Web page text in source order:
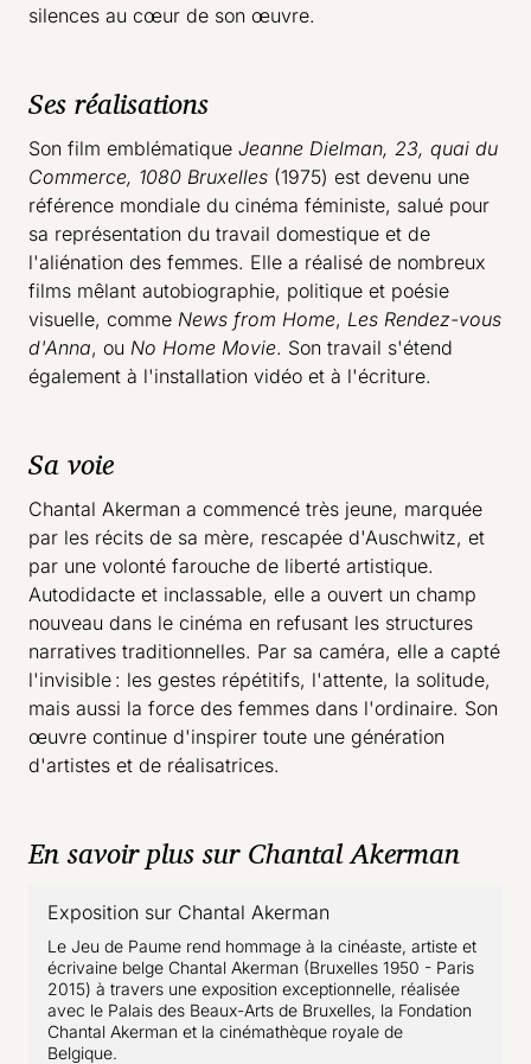
silences au cœur de son œuvre.
Ses réalisations
Son film emblématique Jeanne Dielman, 23, quai du
Commerce, 1080 Bruxelles (1975) est devenu une
référence mondiale du cinéma féministe, salué pour
sa représentation du travail domestique et de
l'aliénation des femmes. Elle a réalisé de nombreux
films mêlant autobiographie, politique et poésie
visuelle, comme News from Home, Les Rendez-vous
d'Anna, ou No Home Movie. Son travail s'étend
également à l'installation vidéo et à l'écriture.
Sa voie
Chantal Akerman a commencé très jeune, marquée
par les récits de sa mère, rescapée d'Auschwitz, et
par une volonté farouche de liberté artistique.
Autodidacte et inclassable, elle a ouvert un champ
nouveau dans le cinéma en refusant les structures
narratives traditionnelles. Par sa caméra, elle a capté
l'invisible : les gestes répétitifs, l'attente, la solitude,
mais aussi la force des femmes dans l'ordinaire. Son
œuvre continue d'inspirer toute une génération
d'artistes et de réalisatrices.
En savoir plus sur Chantal Akerman
Exposition sur Chantal Akerman
Le Jeu de Paume rend hommage à la cinéaste, artiste et
écrivaine belge Chantal Akerman (Bruxelles 1950 - Paris
2015) à travers une exposition exceptionnelle, réalisée
avec le Palais des Beaux-Arts de Bruxelles, la Fondation
Chantal Akerman et la cinémathèque royale de
Belgique.